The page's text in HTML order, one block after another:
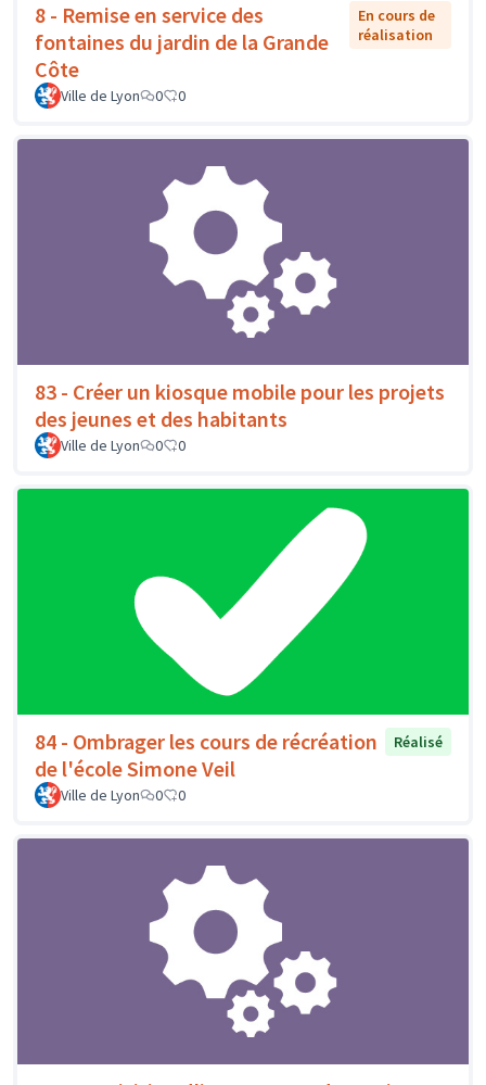
8 - Remise en service des
fontaines du jardin de la Grande
Côte
En cours de
réalisation
Ville de Lyon 0 0
83 - Créer un kiosque mobile pour les projets
des jeunes et des habitants
Ville de Lyon 0 0
84 - Ombrager les cours de récréation
de l'école Simone Veil
Réalisé
Ville de Lyon 0 0